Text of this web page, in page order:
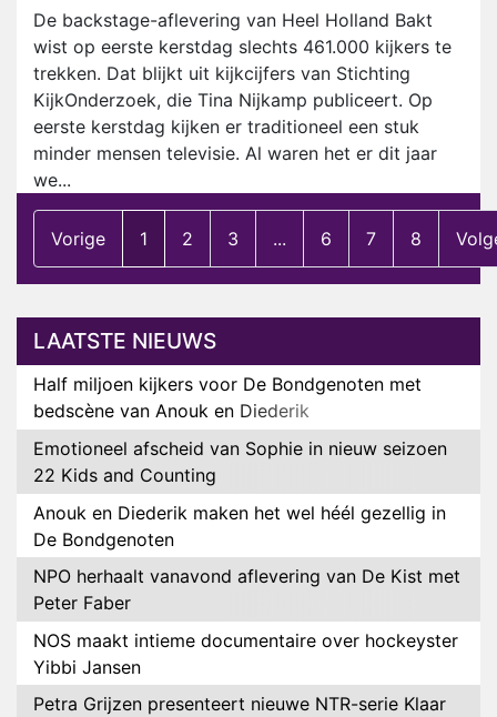
De backstage-aflevering van Heel Holland Bakt
wist op eerste kerstdag slechts 461.000 kijkers te
trekken. Dat blijkt uit kijkcijfers van Stichting
KijkOnderzoek, die Tina Nijkamp publiceert. Op
eerste kerstdag kijken er traditioneel een stuk
minder mensen televisie. Al waren het er dit jaar
we...
Vorige 1 2 3 ... 6 7 8
LAATSTE NIEUWS
Half miljoen kijkers voor De Bondgenoten met
bedscène van Anouk en Diederik
Emotioneel afscheid van Sophie in nieuw seizoen
22 Kids and Counting
Anouk en Diederik maken het wel héél gezellig in
De Bondgenoten
NPO herhaalt vanavond aflevering van De Kist met
Peter Faber
NOS maakt intieme documentaire over hockeyster
Yibbi Jansen
Petra Grijzen presenteert nieuwe NTR-serie Klaar